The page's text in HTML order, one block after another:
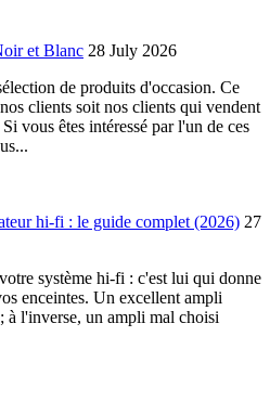
et Blanc 28 July 2026
de produits d'occasion. Ce
clients soit nos clients qui vendent
vous êtes intéressé par l'un de ces
hi-fi : le guide complet (2026) 27
système hi-fi : c'est lui qui donne
enceintes. Un excellent ampli
à l'inverse, un ampli mal choisi